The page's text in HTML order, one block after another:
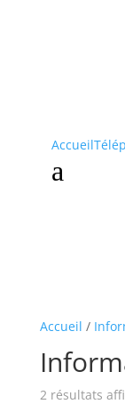
Accueil
a
Accueil /
2 résultats